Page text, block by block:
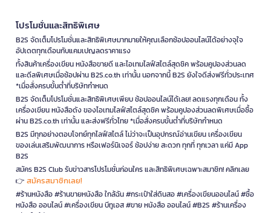
โปรโมชั่นและสิทธิพิเศษ
B2S จัดเต็มโปรโมชั่นและสิทธิพิเศษมากมายให้คุณเลือกช้อปออนไลน์ได้อย่างจุใจ
อัปเดตทุกเดือนกับแคมเปญลดราคาแรง
ทั้งสินค้าเครื่องเขียน หนังสือขายดี และไอเทมไลฟ์สไตล์สุดชิค พร้อมคูปองส่วนลด
และดีลพิเศษเมื่อช้อปผ่าน B2S.co.th เท่านั้น นอกจากนี้ B2S ยังใจดีส่งฟรีทั่วประเทศ
*เมื่อสั่งครบขั้นต่ำที่บริษัทกำหนด
B2S จัดเต็มโปรโมชั่นและสิทธิพิเศษเพียบ ช้อปออนไลน์ได้เลย! ลดแรงทุกเดือน ทั้ง
เครื่องเขียน หนังสือดัง ของไอเทมไลฟ์สไตล์สุดชิค พร้อมคูปองส่วนลดพิเศษเมื่อซื้อ
ผ่าน B2S.co.th เท่านั้น และส่งฟรีทั่วไทย *เมื่อสั่งครบขั้นต่ำที่บริษัทกำหนด
B2S มีทุกอย่างตอบโจทย์ทุกไลฟ์สไตล์ ไม่ว่าจะเป็นอุปกรณ์อ่านเขียน เครื่องเขียน
ของเล่นเสริมพัฒนาการ หรือเฟอร์นิเจอร์ ช้อปง่าย สะดวก ทุกที่ ทุกเวลา แค่มี App
B2S
สมัคร B2S Club รับข่าวสารโปรโมชั่นก่อนใคร และสิทธิพิเศษเฉพาะสมาชิก! คลิกเลย
👉 สมัครสมาชิกเลย!
#ร้านหนังสือ #ร้านขายหนังสือ ใกล้ฉัน #กระเป๋าใส่ดินสอ #เครื่องเขียนออนไลน์ #ซื้อ
หนังสือ ออนไลน์ #เครื่องเขียน บีทูเอส #ขาย หนังสือ ออนไลน์ #B2S #ร้านเครื่อง